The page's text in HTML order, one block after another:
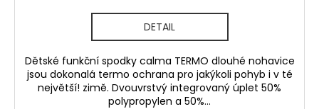
DETAIL
Dětské funkční spodky calma TERMO dlouhé nohavice
jsou dokonalá termo ochrana pro jakýkoli pohyb i v té
největší! zimě. Dvouvrstvý integrovaný úplet 50%
polypropylen a 50%...